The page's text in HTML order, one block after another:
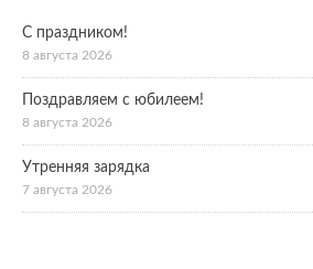
С праздником!
8 августа 2026
Поздравляем с юбилеем!
8 августа 2026
Утренняя зарядка
7 августа 2026